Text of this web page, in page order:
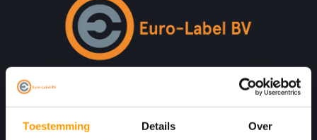
Toestemming Details Over
Print. Plak. Klaar. Met een partner die met je